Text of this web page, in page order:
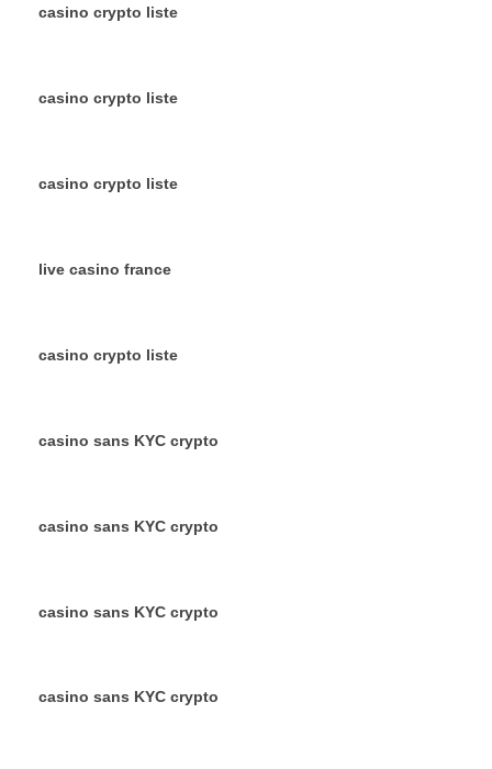
casino crypto liste
casino crypto liste
casino crypto liste
live casino france
casino crypto liste
casino sans KYC crypto
casino sans KYC crypto
casino sans KYC crypto
casino sans KYC crypto